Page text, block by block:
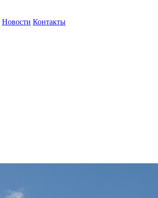
Новости Контакты